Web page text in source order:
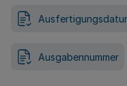
Ausgabennummer